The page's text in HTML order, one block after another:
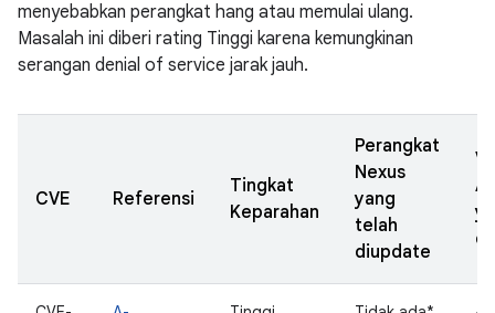
menyebabkan perangkat hang atau memulai ulang.
Masalah ini diberi rating Tinggi karena kemungkinan
serangan denial of service jarak jauh.
CVE Referensi
Tingkat
Keparahan
Perangkat
Nexus
yang
telah
diupdate